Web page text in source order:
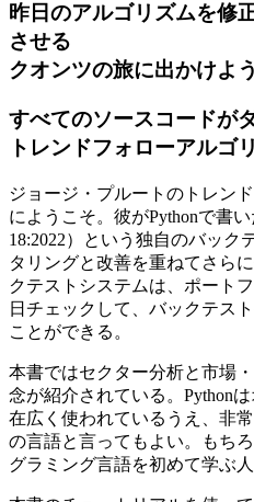
昨日のアルゴリズムを修
させる
クオンツの旅に出かけよう
すべてのソースコードが
トレンドフォローアルゴ
ジョージ・プルートのトレン
にようこそ。彼がPythonで書い
18:2022）という独自のバック
タリングと改善を重ねてさら
クテストシステムは、ポート
日チェックして、バックテス
ことができる。
本書ではセクター分析と市場
念が紹介されている。Python
在広く使われているうえ、非
の言語と言ってもよい。もち
グラミング言語を初めて学ぶ